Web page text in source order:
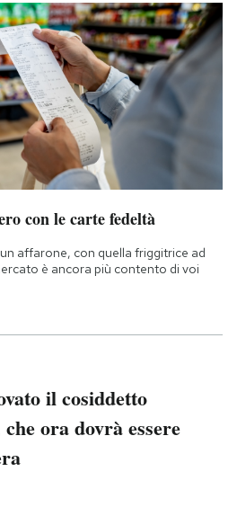
con le carte fedeltà
affarone, con quella friggitrice ad
è ancora più contento di voi
il cosiddetto
ora dovrà essere